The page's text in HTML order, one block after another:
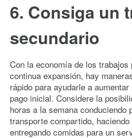
6. Consiga un
secundario
Con la economía de los trabajos
continua expansión, hay
rápido para ayudarle a
pago inicial. Considere la
horas a la semana conduciendo
transporte compartido,
entregando comidas para un